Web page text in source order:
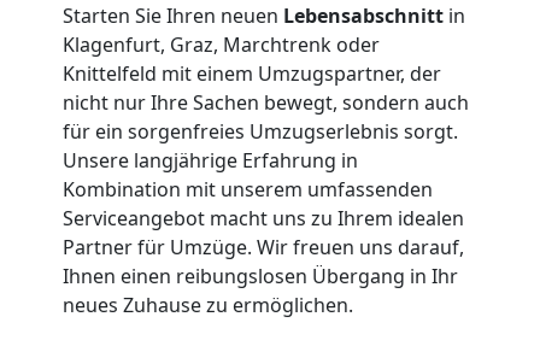
Starten Sie Ihren neuen Lebensabschnitt in
Klagenfurt, Graz, Marchtrenk oder
Knittelfeld mit einem Umzugspartner, der
nicht nur Ihre Sachen bewegt, sondern auch
für ein sorgenfreies Umzugserlebnis sorgt.
Unsere langjährige Erfahrung in
Kombination mit unserem umfassenden
Serviceangebot macht uns zu Ihrem idealen
Partner für Umzüge. Wir freuen uns darauf,
Ihnen einen reibungslosen Übergang in Ihr
neues Zuhause zu ermöglichen.
Umzugshelfer
Wiener
Neustadt
Möbeltaxi
Wiener